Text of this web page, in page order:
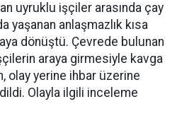
uyruklu işçiler arasında çay
yaşanan anlaşmazlık kısa
dönüştü. Çevrede bulunan
araya girmesiyle kavga
olay yerine ihbar üzerine
Olayla ilgili inceleme